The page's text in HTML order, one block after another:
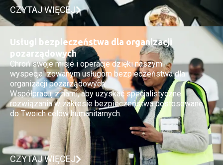
CZYTAJ WIĘCEJ
Usługi bezpieczeństwa dla organizacji
pozarządowych
Chroń swoje misje i operacje dzięki naszym
wyspecjalizowanym usługom bezpieczeństwa dla
organizacji pozarządowych.
Współpracuj z nami, aby uzyskać specjalistyczne
rozwiązania w zakresie bezpieczeństwa dostosowane
do Twoich celów humanitarnych.
CZYTAJ WIĘCEJ